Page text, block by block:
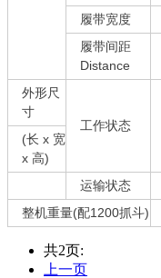
履带宽度
履带间距
Distance
外形尺
寸
工作状态
(长 x 宽
x 高)
运输状态
整机重量(配1200抓斗)
共2页:
上一页